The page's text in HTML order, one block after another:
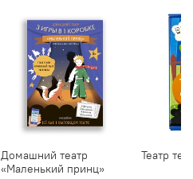
Домашний театр
«Маленький принц»
Театр